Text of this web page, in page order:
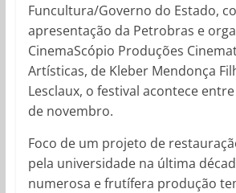
Funcultura/Governo do Estado,
apresentação da Petrobras e
CinemaScópio Produções
Artísticas, de Kleber Mendonça
Lesclaux, o festival acontece
de novembro.
Foco de um projeto de
pela universidade na última
numerosa e frutífera produção